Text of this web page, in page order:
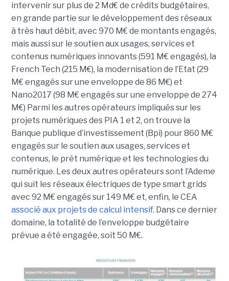
intervenir sur plus de 2 Md€ de crédits budgétaires,
en grande partie sur le développement des réseaux
à très haut débit, avec 970 M€ de montants engagés,
mais aussi sur le soutien aux usages, services et
contenus numériques innovants (591 M€ engagés), la
French Tech (215 M€), la modernisation de l’Etat (29
M€ engagés sur une enveloppe de 86 M€) et
Nano2017 (98 M€ engagés sur une enveloppe de 274
M€) Parmi les autres opérateurs impliqués sur les
projets numériques des PIA 1 et 2, on trouve la
Banque publique d’investissement (Bpi) pour 860 M€
engagés sur le soutien aux usages, services et
contenus, le prêt numérique et les technologies du
numérique. Les deux autres opérateurs sont l’Ademe
qui suit les réseaux électriques de type smart grids
avec 92 M€ engagés sur 149 M€ et, enfin, le CEA
associé aux projets de calcul intensif. Dans ce dernier
domaine, la totalité de l’enveloppe budgétaire
prévue a été engagée, soit 50 M€.